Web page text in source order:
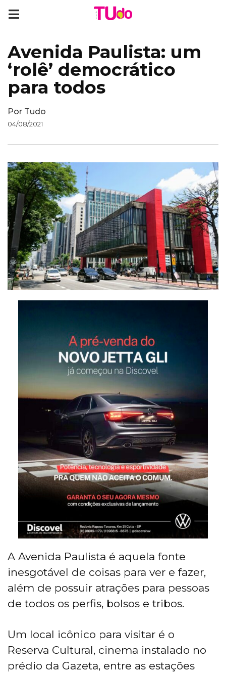
Avenida Paulista: um
‘rolê’ democrático
para todos
Por Tudo
04/08/2021
A Avenida Paulista é aquela fonte
inesgotável de coisas para ver e fazer,
além de possuir atrações para pessoas
de todos os perfis, bolsos e tribos.
Um local icônico para visitar é o
Reserva Cultural, cinema instalado no
prédio da Gazeta, entre as estações